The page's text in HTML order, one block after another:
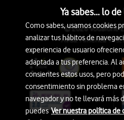
© 2026 Vodafone
Avda. América
Ya sabes... lo
Como sabes, usamos cookies
analizar tus hábitos de
experiencia de usuario
adaptada a tus preferencia. Al
consientes estos usos, pero
consentimiento sin problema
navegador y no te llevará más
puedesVer nuestra política de